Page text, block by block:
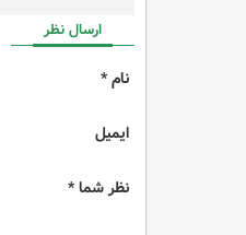
ارسال نظر
نام *
ایمیل
نظر شما *